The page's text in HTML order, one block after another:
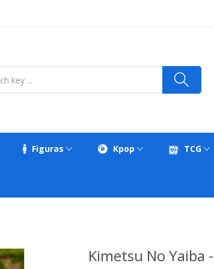
Figuras Kpop TCG
Kimetsu No Yaiba